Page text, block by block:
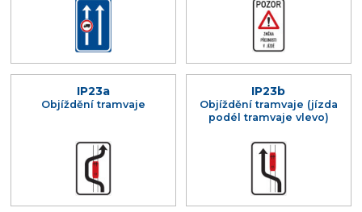
IP23a
Objíždění tramvaje
IP23b
Objíždění tramvaje (jízda
podél tramvaje vlevo)